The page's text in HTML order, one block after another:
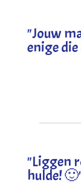
"Jouw
enige
"Liggen
hulde! 🙂